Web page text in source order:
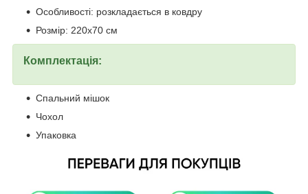
Особливості: розкладається в ковдру
Розмір: 220х70 см
Комплектація:
Спальний мішок
Чохол
Упаковка